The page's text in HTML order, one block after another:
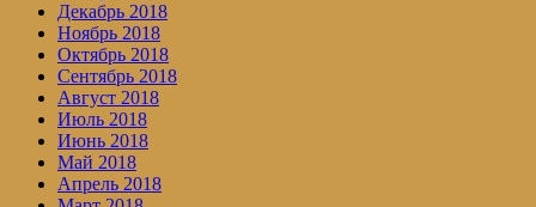
Декабрь 2018
Ноябрь 2018
Октябрь 2018
Сентябрь 2018
Август 2018
Июль 2018
Июнь 2018
Май 2018
Апрель 2018